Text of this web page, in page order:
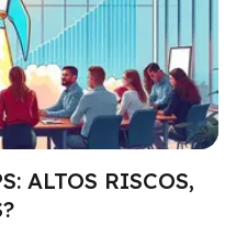
ALTOS RISCOS,